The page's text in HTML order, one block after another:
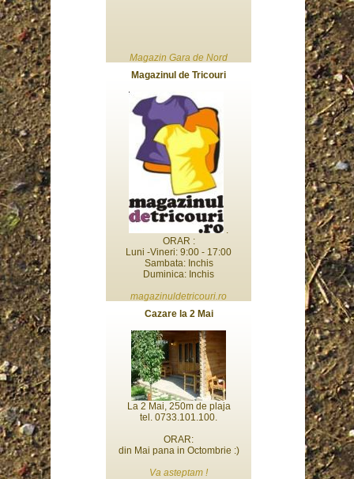
Magazin Gara de Nord
Magazinul de Tricouri
.
ORAR :
Luni -Vineri: 9:00 - 17:00
Sambata: Inchis
Duminica: Inchis
magazinuldetricouri.ro
Cazare la 2 Mai
La 2 Mai, 250m de plaja
tel. 0733.101.100.
ORAR:
din Mai pana in Octombrie :)
Va asteptam !